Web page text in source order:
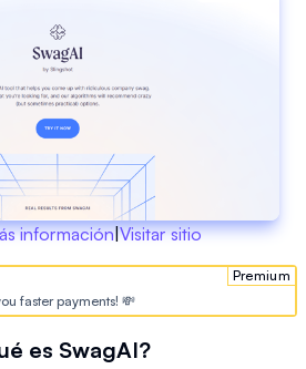
información|Visitar sitio
Premium
faster payments! 💸
es SwagAI?